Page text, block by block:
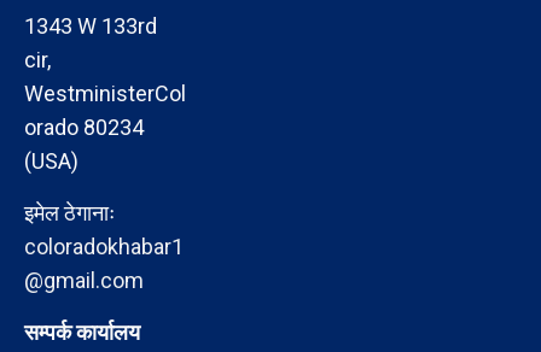
1343 W 133rd
cir,
WestministerCol
orado 80234
(USA)
इमेल ठेगानाः
coloradokhabar1
@gmail.com
सम्पर्क कार्यालय